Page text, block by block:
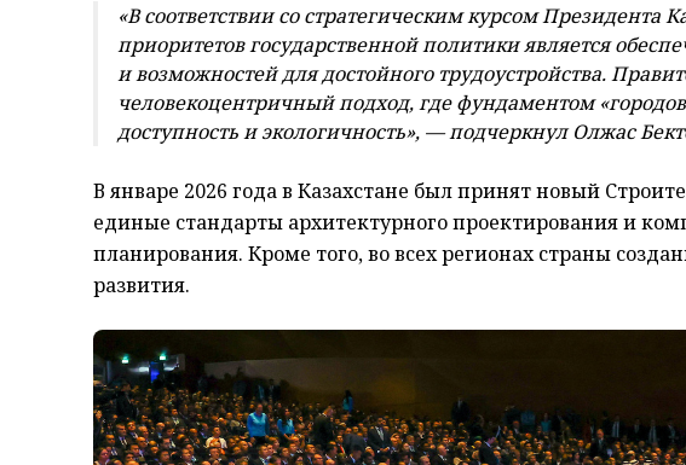
«В соответствии со стратегическим курсом
приоритетов государственной политики является
и возможностей для достойного трудоустройства.
человекоцентричный подход, где фундаментом
доступность и экологичность», — подчеркнул Олжас
В январе 2026 года в Казахстане был принят новый
единые стандарты архитектурного проектирования и
планирования. Кроме того, во всех регионах страны
развития.